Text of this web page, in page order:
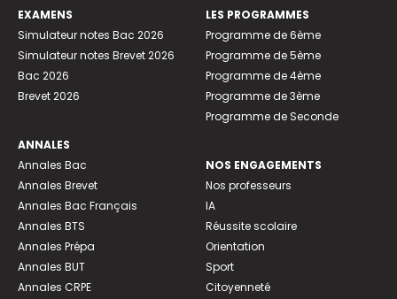
EXAMENS
Simulateur notes Bac 2026
Simulateur notes Brevet 2026
Bac 2026
Brevet 2026
ANNALES
Annales Bac
Annales Brevet
Annales Bac Français
Annales BTS
Annales Prépa
Annales BUT
Annales CRPE
LES PROGRAMMES
Programme de 6ème
Programme de 5ème
Programme de 4ème
Programme de 3ème
Programme de Seconde
NOS ENGAGEMENTS
Nos professeurs
IA
Réussite scolaire
Orientation
Sport
Citoyenneté